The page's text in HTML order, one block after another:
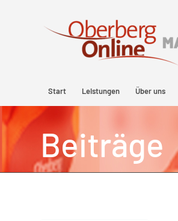
Start Leistungen Über uns
Beiträge